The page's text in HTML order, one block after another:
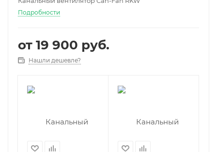
Подробности
от 19 900 руб.
Нашли дешевле?